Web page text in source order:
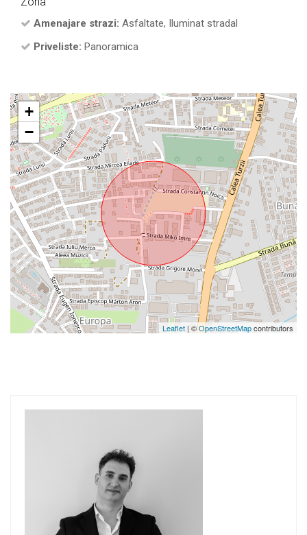
Amenajare strazi: Asfaltate, Iluminat stradal
Priveliste: Panoramica
+
−
Leaflet | ©OpenStreetMapcontributors